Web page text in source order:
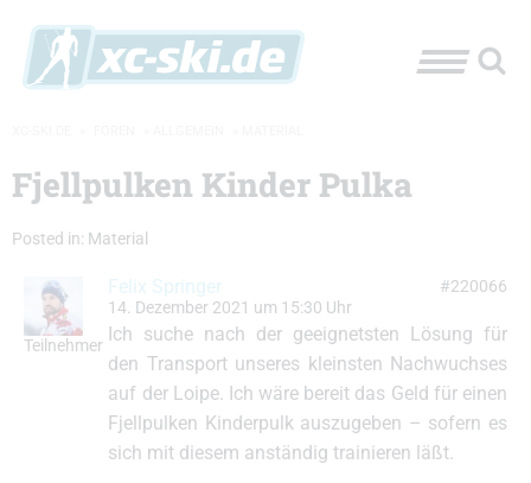
Fjellpulken Kinder Pulka
Posted in: Material
Teilnehmer
Felix Springer
14. Dezember 2021 um 15:30 Uhr
#220066
Ich suche nach der geeignetsten Lösung für
den Transport unseres kleinsten Nachwuchses
auf der Loipe. Ich wäre bereit das Geld für einen
Fjellpulken Kinderpulk auszugeben – sofern es
sich mit diesem anständig trainieren läßt.